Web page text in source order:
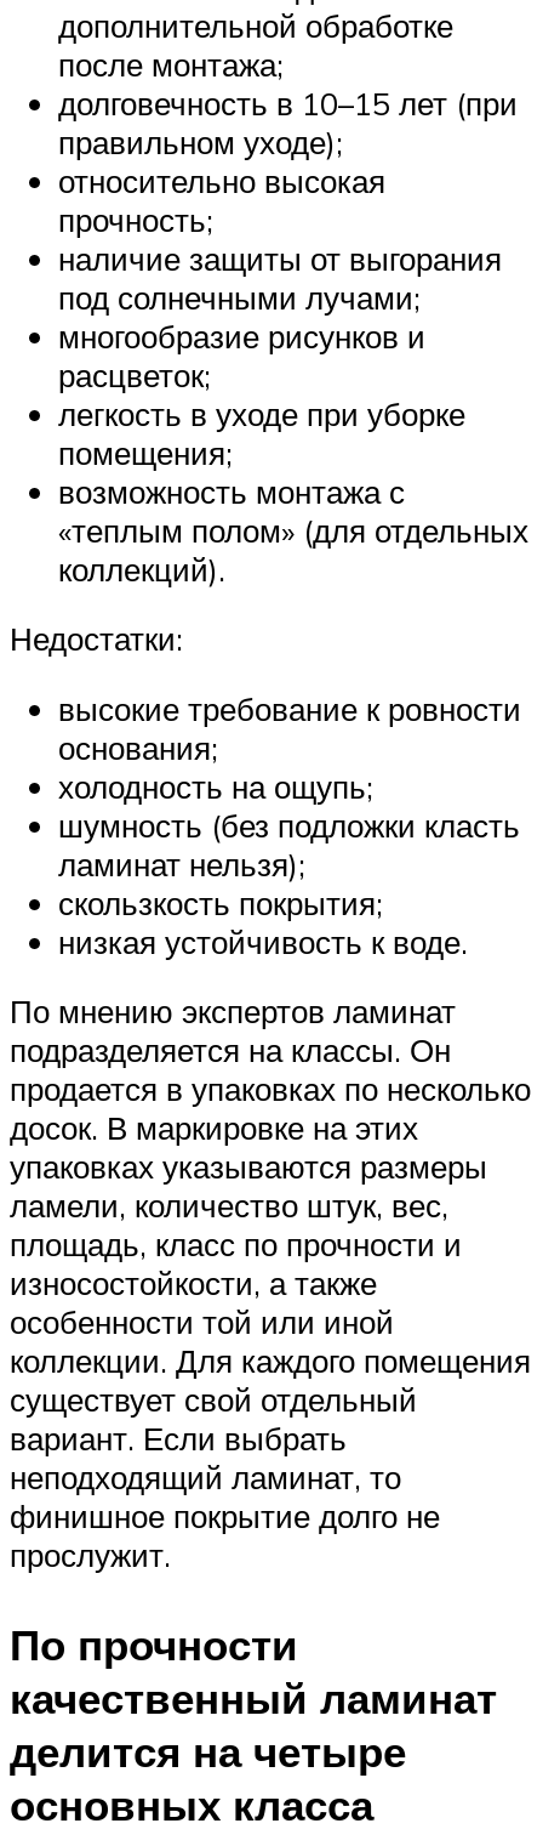
дополнительной обработке
после монтажа;
долговечность в 10–15 лет (при
правильном уходе);
относительно высокая
прочность;
наличие защиты от выгорания
под солнечными лучами;
многообразие рисунков и
расцветок;
легкость в уходе при уборке
помещения;
возможность монтажа с
«теплым полом» (для отдельных
коллекций).
Недостатки:
высокие требование к ровности
основания;
холодность на ощупь;
шумность (без подложки класть
ламинат нельзя);
скользкость покрытия;
низкая устойчивость к воде.
По мнению экспертов ламинат
подразделяется на классы. Он
продается в упаковках по несколько
досок. В маркировке на этих
упаковках указываются размеры
ламели, количество штук, вес,
площадь, класс по прочности и
износостойкости, а также
особенности той или иной
коллекции. Для каждого помещения
существует свой отдельный
вариант. Если выбрать
неподходящий ламинат, то
финишное покрытие долго не
прослужит.
По прочности
качественный ламинат
делится на четыре
основных класса